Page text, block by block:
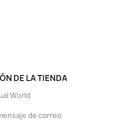
DE LA TIENDA
World
de correo